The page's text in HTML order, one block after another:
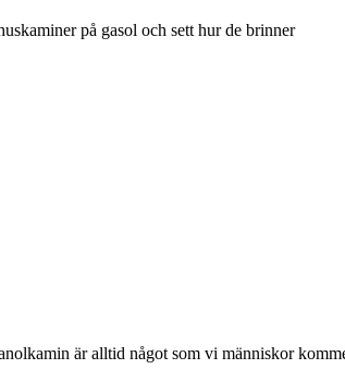
på gasol och sett hur de brinner
är alltid något som vi människor